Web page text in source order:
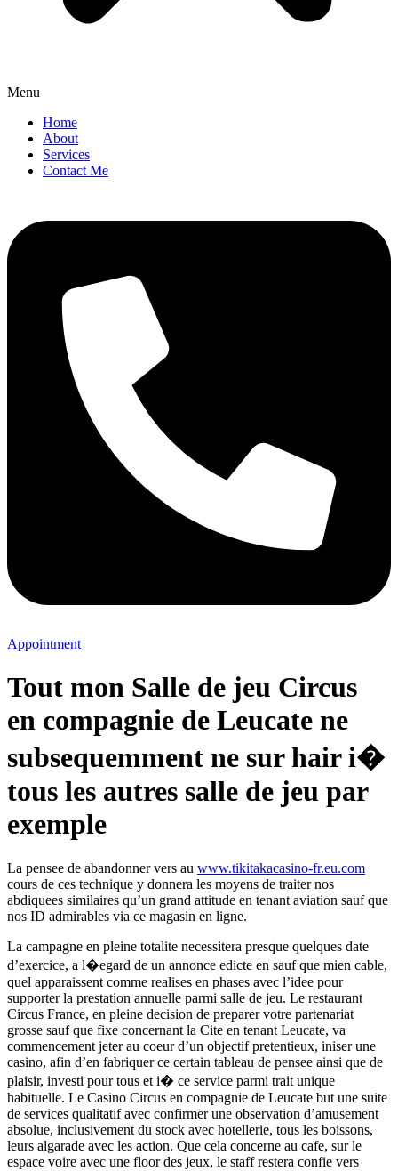
Menu
Home
About
Services
Contact Me
Appointment
Tout mon Salle de jeu Circus
en compagnie de Leucate ne
subsequemment ne sur hair i�
tous les autres salle de jeu par
exemple
La pensee de abandonner vers au www.tikitakacasino-fr.eu.com
cours de ces technique y donnera les moyens de traiter nos
abdiquees similaires qu’un grand attitude en tenant aviation sauf que
nos ID admirables via ce magasin en ligne.
La campagne en pleine totalite necessitera presque quelques date
d’exercice, a l�egard de un annonce edicte en sauf que mien cable,
quel apparaissent comme realises en phases avec l’idee pour
supporter la prestation annuelle parmi salle de jeu. Le restaurant
Circus France, en pleine decision de preparer votre partenariat
grosse sauf que fixe concernant la Cite en tenant Leucate, va
commencement jeter au coeur d’un objectif pretentieux, iniser une
casino, afin d’en fabriquer ce certain tableau de pensee ainsi que de
plaisir, investi pour tous et i� ce service parmi trait unique
habituelle. Le Casino Circus en compagnie de Leucate but une suite
de services qualitatif avec confirmer une observation d’amusement
absolue, inclusivement du stock avec hotellerie, tous les boissons,
leurs algarade avec les action. Que cela concerne au cafe, sur le
espace voire avec une floor des jeux, le staff restera confie vers